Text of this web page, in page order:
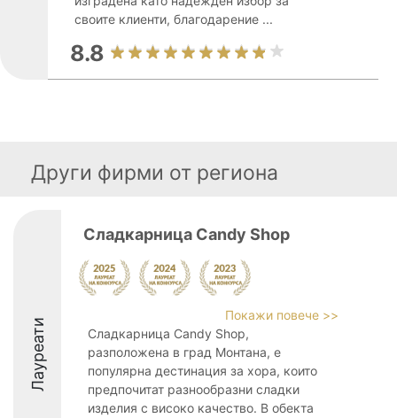
своите клиенти, благодарение ...
8.8
Други фирми от региона
Лауреати
Сладкарница Candy Shop
Покажи повече >>
Сладкарница Candy Shop,
разположена в град Монтана, е
популярна дестинация за хора, които
предпочитат разнообразни сладки
изделия с високо качество. В обекта